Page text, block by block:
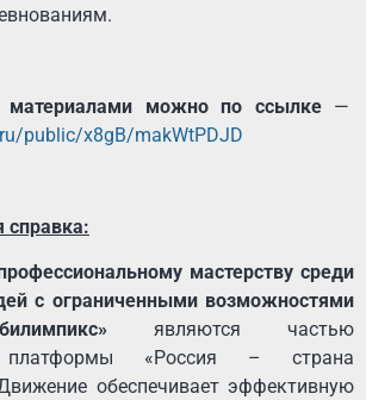
материалами можно по ссылке—
public/x8gB/makWtPDJD
мастерству среди
с ограниченными возможностями
являются частью
платформы «Россия – страна
обеспечивает эффективную